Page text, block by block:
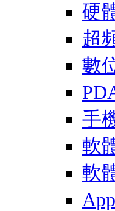
硬
超
數
手
軟
軟